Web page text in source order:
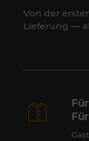
Von der
Lieferung —